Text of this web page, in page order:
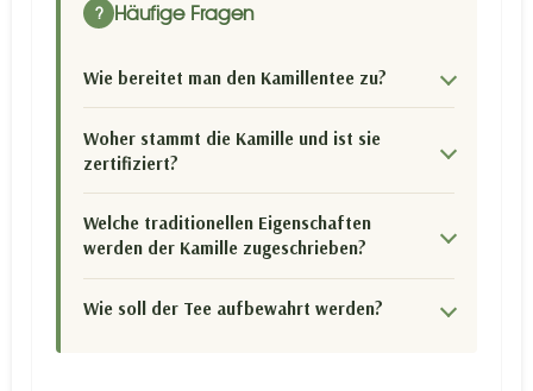
? Häufige Fragen
Wie bereitet man den Kamillentee zu?
Woher stammt die Kamille und ist sie
zertifiziert?
Welche traditionellen Eigenschaften
werden der Kamille zugeschrieben?
Wie soll der Tee aufbewahrt werden?